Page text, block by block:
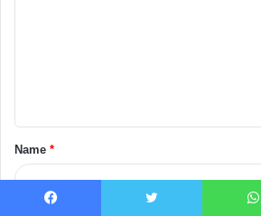
Name *